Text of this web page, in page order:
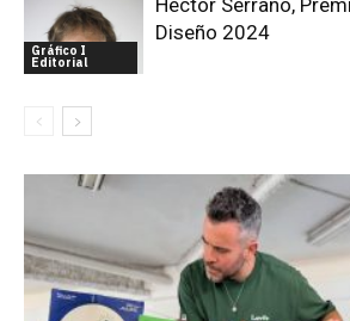
Gráfico I
Editorial
Héctor Serrano,
Diseño 2024